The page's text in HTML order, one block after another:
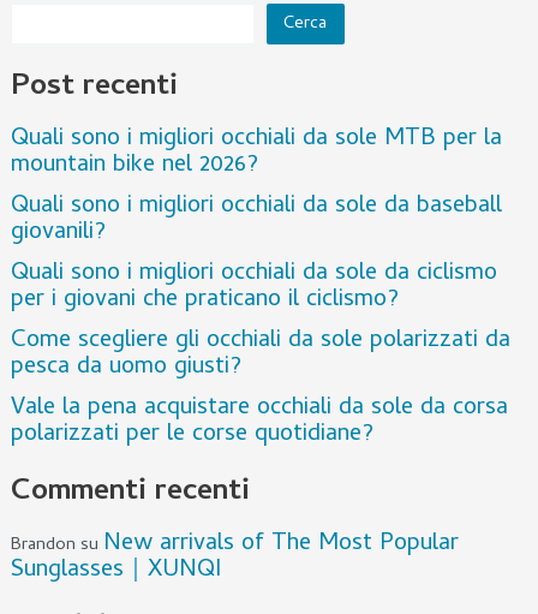
Cerca
Post recenti
Quali sono i migliori occhiali da sole MTB per la
mountain bike nel 2026?
Quali sono i migliori occhiali da sole da baseball
giovanili?
Quali sono i migliori occhiali da sole da ciclismo
per i giovani che praticano il ciclismo?
Come scegliere gli occhiali da sole polarizzati da
pesca da uomo giusti?
Vale la pena acquistare occhiali da sole da corsa
polarizzati per le corse quotidiane?
Commenti recenti
Brandon su New arrivals of The Most Popular
Sunglasses｜XUNQI